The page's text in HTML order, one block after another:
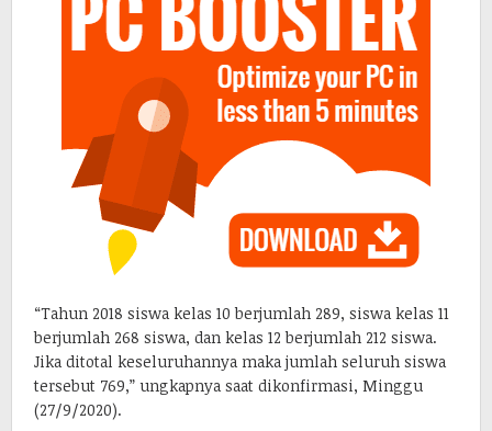
“Tahun 2018 siswa kelas 10 berjumlah 289, siswa kelas 11
berjumlah 268 siswa, dan kelas 12 berjumlah 212 siswa.
Jika ditotal keseluruhannya maka jumlah seluruh siswa
tersebut 769,” ungkapnya saat dikonfirmasi, Minggu
(27/9/2020).